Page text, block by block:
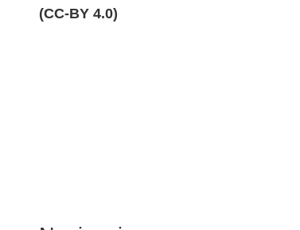
(CC-BY 4.0)